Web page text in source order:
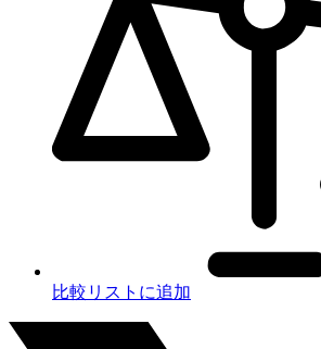
比較リストに追加